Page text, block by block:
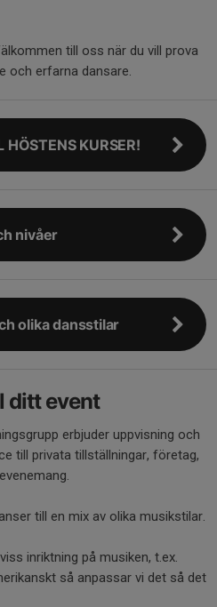
till oss när du vill prova
och erfarna dansare.
HÖSTENS KURSER!
nivåer
olika dansstilar
ditt event
erbjuder uppvisning och
till privata tillställningar, företag,
till en mix av olika musikstilar.
inriktning på musiken, t.ex.
så anpassar vi det så det